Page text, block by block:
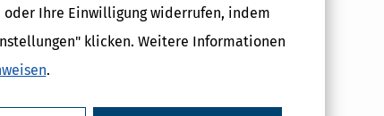
Ihre Einwilligung widerrufen, indem
klicken. Weitere Informationen
.